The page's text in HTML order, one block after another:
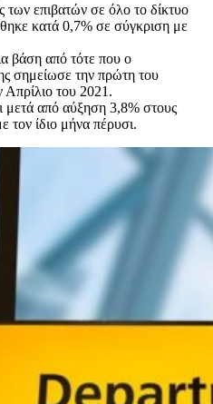
των επιβατών σε όλο το δίκτυο
κατά 0,7% σε σύγκριση με
βάση από τότε που ο
σημείωσε την πρώτη του
του 2021.
μετά από αύξηση 3,8% στους
τον ίδιο μήνα πέρυσι.